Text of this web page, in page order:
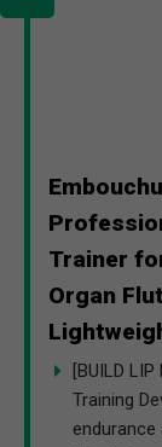
Trainer
Organ
[BUILD